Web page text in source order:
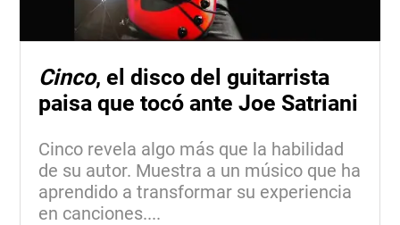
Cinco, el disco del guitarrista
paisa que tocó ante Joe Satriani
Cinco revela algo más que la habilidad
de su autor. Muestra a un músico que ha
aprendido a transformar su experiencia
en canciones....